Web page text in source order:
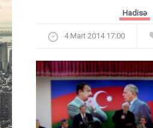
Hadisə
4 Mart 2014 17:00